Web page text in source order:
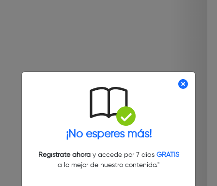
¡No esperes más!
Regístrate ahoray accede por 7 días GRATIS
a lo mejor de nuestro contenido."